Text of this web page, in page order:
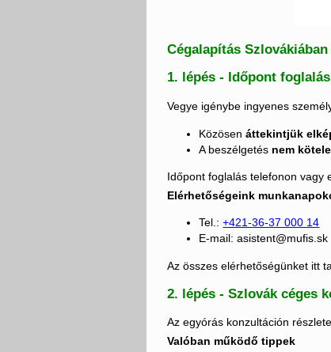
Cégalapítás
1. lépés - Időpont
Vegye igénybe ingyenes
Közösenáttekintjük
A beszélgetés nem
Időpont foglalás telefonon vagy
Elérhetőségeink
Tel.:+421-36-37 000 14
E-mail: asistent@mufis.sk
Az összes elérhetőségünket itt
2. lépés - Szlovák céges
Az egyórás konzultáción
Valóban működő tippek